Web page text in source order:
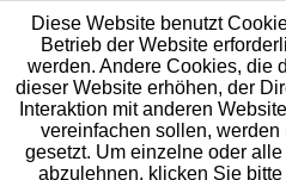
Diese Website benutzt
Betrieb der Website
werden. Andere Cookies, die
dieser Website erhöhen, der
Interaktion mit anderen
vereinfachen sollen, werden
gesetzt. Um einzelne oder
abzulehnen, klicken Sie